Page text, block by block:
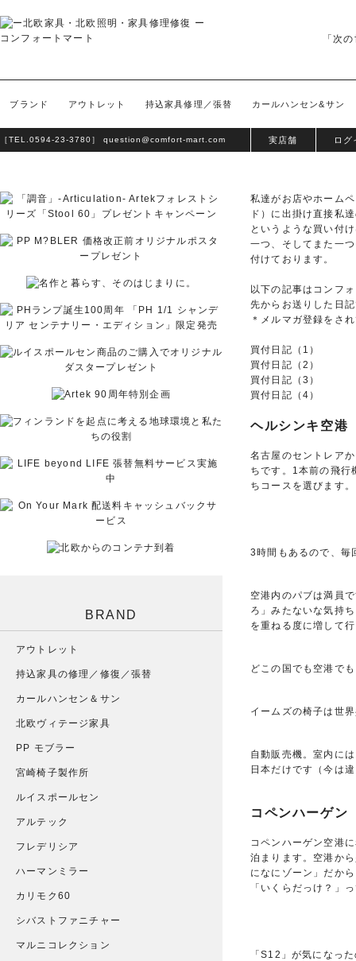
「次
ブランド アウトレット 持込家具修理／張替 カールハンセン&サン
［TEL. 0594-23-3780］ question@comfort-mart.com 実店舗 ログ
私達がお店やホーム
ド）に出掛け直接私
というような買い付
一つ、そしてまた一
付けております。
以下の記事はコンフ
先からお送りした日
＊メルマガ登録をさ
買付日記（1）
買付日記（2）
買付日記（3）
買付日記（4）
ヘルシンキ空港
名古屋のセントレア
ちです。1本前の飛行
ちコースを選びます。
3時間もあるので、毎
空港内のパブは満員
ろ」みたないな気持
を重ねる度に増して
どこの国でも空港で
イームズの椅子は世
自動販売機。室内に
日本だけです（今は
コペンハーゲン
コペンハーゲン空港
泊まります。空港か
になにゾーン」だか
「いくらだっけ？」
「S12」が気になっ
BRAND
アウトレット
持込家具の修理／修復／張替
カールハンセン＆サン
北欧ヴィテージ家具
PP モブラー
宮崎椅子製作所
ルイスポールセン
アルテック
フレデリシア
ハーマンミラー
カリモク60
シバストファニチャー
マルニコレクション